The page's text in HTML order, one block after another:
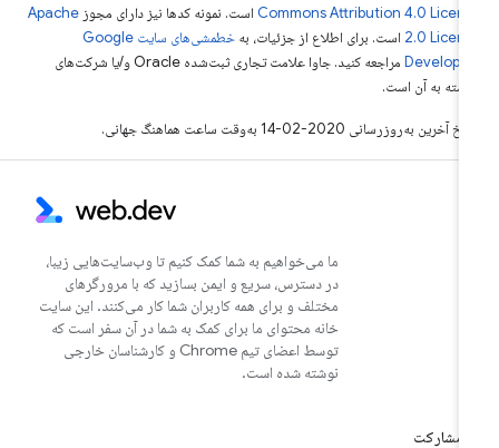
Commons Attribution 4.0است. نمونه کدها نیز دارای مجوزApache
2.0است. برای اطلاع از جزئیات، به
خطمشی‌های سایت Google
مراجعه کنید. جاوا علامت تجاری ثبت‌شده Oracle و/یا شرکت‌های
به آن است.
آخرین به‌روزرسانی 2020-02-14 به‌وقت ساعت هماهنگ جهانی.
ما می‌خواهیم به شما کمک کنیم تا وب‌سایت‌هایی زیبا،
در دسترس، سریع و ایمن بسازید که با مرورگرهای
مختلف و برای همه کاربران شما کار می‌کنند. این سایت
خانه محتوای ما برای کمک به شما در آن سفر است که
توسط اعضای تیم Chrome و کارشناسان خارجی
نوشته شده است.
مشارکت